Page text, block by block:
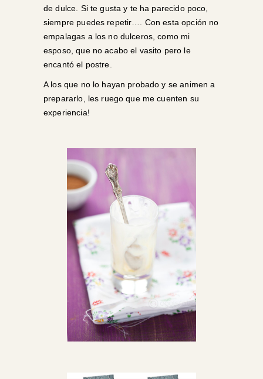
de dulce. Si te gusta y te ha parecido poco,
siempre puedes repetir…. Con esta opción no
empalagas a los no dulceros, como mi
esposo, que no acabo el vasito pero le
encantó el postre.
A los que no lo hayan probado y se animen a
prepararlo, les ruego que me cuenten su
experiencia!